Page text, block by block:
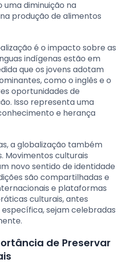
uma diminuição na
produção de alimentos
é o impacto sobre as
indígenas estão em
que os jovens adotam
como o inglês e o
oportunidades de
Isso representa uma
e herança
a globalização também
Movimentos culturais
novo sentido de identidade
são compartilhadas e
e plataformas
culturais, antes
sejam celebradas
de Preservar